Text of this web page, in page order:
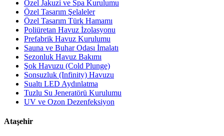
Özel Jakuzi ve Spa Kurulumu
Özel Tasarım Şelaleler
Özel Tasarım Türk Hamamı
Poliüretan Havuz İzolasyonu
Prefabrik Havuz Kurulumu
Sauna ve Buhar Odası İmalatı
Sezonluk Havuz Bakımı
Şok Havuzu (Cold Plunge)
Sonsuzluk (Infinity) Havuzu
Sualtı LED Aydınlatma
Tuzlu Su Jeneratörü Kurulumu
UV ve Ozon Dezenfeksiyon
Ataşehir